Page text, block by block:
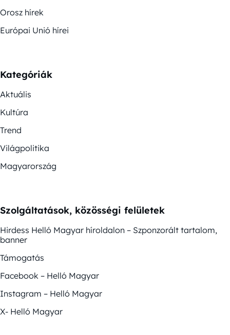
Orosz hírek
Európai Unió hírei
Kategóriák
Aktuális
Kultúra
Trend
Világpolitika
Magyarország
Szolgáltatások, közösségi felületek
Hirdess Helló Magyar híroldalon – Szponzorált tartalom,
banner
Támogatás
Facebook – Helló Magyar
Instagram – Helló Magyar
X- Helló Magyar